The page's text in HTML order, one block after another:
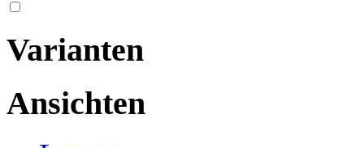
Varianten
Ansichten